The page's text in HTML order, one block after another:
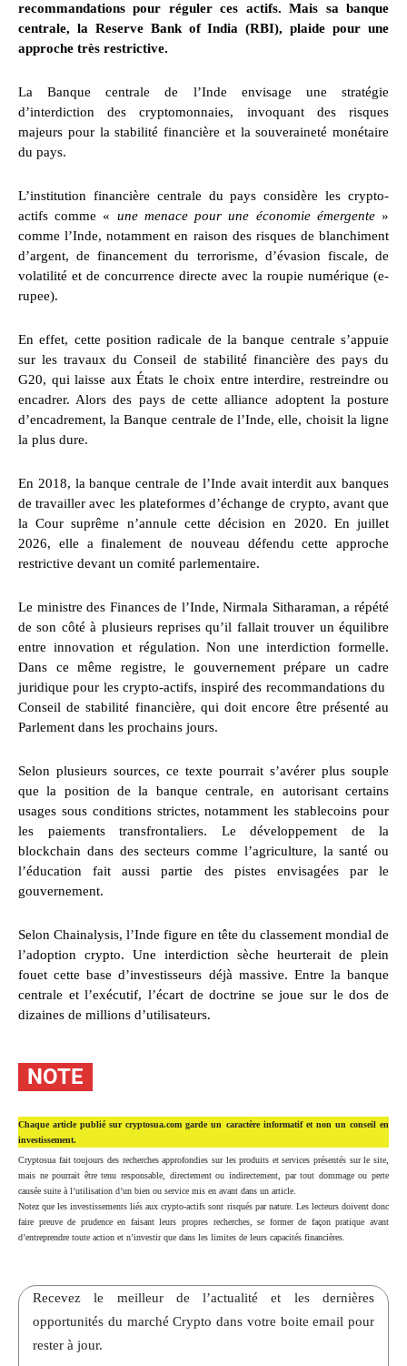
recommandations pour réguler ces actifs. Mais sa banque
centrale, la Reserve Bank of India (RBI), plaide pour une
approche très restrictive.
La Banque centrale de l’Inde envisage une stratégie
d’interdiction des cryptomonnaies, invoquant des risques
majeurs pour la stabilité financière et la souveraineté monétaire
du pays.
L’institution financière centrale du pays considère les crypto-
actifs comme « une menace pour une économie émergente»
comme l’Inde, notamment en raison des risques de blanchiment
d’argent, de financement du terrorisme, d’évasion fiscale, de
volatilité et de concurrence directe avec la roupie numérique (e-
rupee).
En effet, cette position radicale de la banque centrale s’appuie
sur les travaux du Conseil de stabilité financière des pays du
G20, qui laisse aux États le choix entre interdire, restreindre ou
encadrer. Alors des pays de cette alliance adoptent la posture
d’encadrement, la Banque centrale de l’Inde, elle, choisit la ligne
la plus dure.
En 2018, la banque centrale de l’Inde avait interdit aux banques
de travailler avec les plateformes d’échange de crypto, avant que
la Cour suprême n’annule cette décision en 2020. En juillet
2026, elle a finalement de nouveau défendu cette approche
restrictive devant un comité parlementaire.
Le ministre des Finances de l’Inde, Nirmala Sitharaman, a répété
de son côté à plusieurs reprises qu’il fallait trouver un équilibre
entre innovation et régulation. Non une interdiction formelle.
Dans ce même registre, le gouvernement prépare un cadre
juridique pour les crypto-actifs, inspiré des recommandations du
Conseil de stabilité financière, qui doit encore être présenté au
Parlement dans les prochains jours.
Selon plusieurs sources, ce texte pourrait s’avérer plus souple
que la position de la banque centrale, en autorisant certains
usages sous conditions strictes, notamment les stablecoins pour
les paiements transfrontaliers. Le développement de la
blockchain dans des secteurs comme l’agriculture, la santé ou
l’éducation fait aussi partie des pistes envisagées par le
gouvernement.
Selon Chainalysis, l’Inde figure en tête du classement mondial de
l’adoption crypto. Une interdiction sèche heurterait de plein
fouet cette base d’investisseurs déjà massive. Entre la banque
centrale et l’exécutif, l’écart de doctrine se joue sur le dos de
dizaines de millions d’utilisateurs.
NOTE
Chaque article publié sur cryptosua.com garde un caractère informatif et non un conseil en
investissement.
Cryptosua fait toujours des recherches approfondies sur les produits et services présentés sur le site,
mais ne pourrait être tenu responsable, directement ou indirectement, par tout dommage ou perte
causée suite à l’utilisation d’un bien ou service mis en avant dans un article.
Notez que les investissements liés aux crypto-actifs sont risqués par nature. Les lecteurs doivent donc
faire preuve de prudence en faisant leurs propres recherches, se former de façon pratique avant
d’entreprendre toute action et n’investir que dans les limites de leurs capacités financières.
Recevez le meilleur de l’actualité et les dernières
opportunités du marché Crypto dans votre boite email pour
rester à jour.